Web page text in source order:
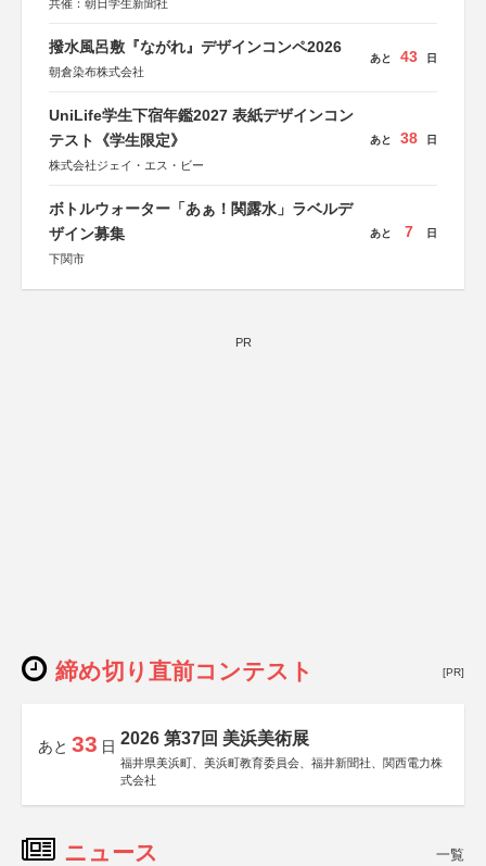
共催：朝日学生新聞社
撥水風呂敷『ながれ』デザインコンペ2026
朝倉染布株式会社
あと 43 日
UniLife学生下宿年鑑2027 表紙デザインコン
テスト《学生限定》
株式会社ジェイ・エス・ビー
あと 38 日
ボトルウォーター「あぁ！関露水」ラベルデ
ザイン募集
下関市
あと 7 日
PR
締め切り直前コンテスト [PR]
あと 33 日 2026 第37回 美浜美術展
福井県美浜町、美浜町教育委員会、福井新聞社、関西電力株
式会社
ニュース 一覧